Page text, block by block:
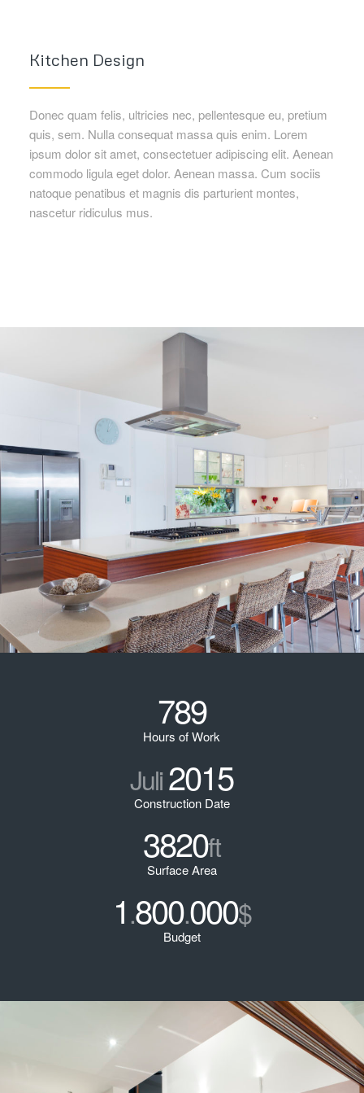
Kitchen Design
Donec quam felis, ultricies nec, pellentesque eu, pretium
quis, sem. Nulla consequat massa quis enim. Lorem
ipsum dolor sit amet, consectetuer adipiscing elit. Aenean
commodo ligula eget dolor. Aenean massa. Cum sociis
natoque penatibus et magnis dis parturient montes,
nascetur ridiculus mus.
789
Hours of Work
Juli2015
Construction Date
3820ft
Surface Area
1.800.000$
Budget